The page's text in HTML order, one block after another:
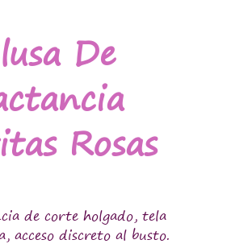
De
Rosas
de corte holgado, tela
acceso discreto al busto.